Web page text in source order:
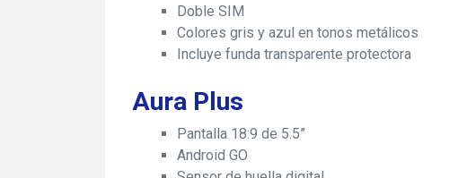
Doble SIM
Colores gris y azul en tonos metálicos
Incluye funda transparente protectora
Aura Plus
Pantalla 18:9 de 5.5”
Android GO